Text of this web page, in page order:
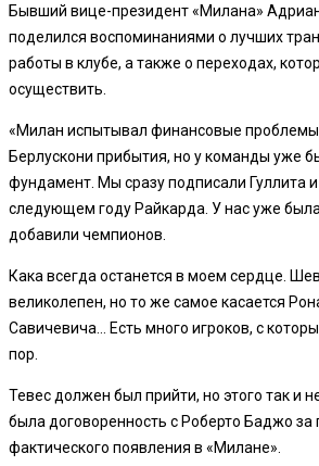
Бывший вице-президент «Милана»
поделился воспоминаниями о лучших
работы в клубе, а также о переходах,
осуществить.
«Милан испытывал финансовые
Берлускони прибытия, но у команды уже
фундамент. Мы сразу подписали Гуллита и
следующем году Райкарда. У нас уже
добавили чемпионов.
Кака всегда останется в моем сердце.
великолепен, но то же самое касается
Савичевича… Есть много игроков, с
пор.
Тевес должен был прийти, но этого так и
была договоренность с Роберто Баджо за
фактического появления в «Милане».